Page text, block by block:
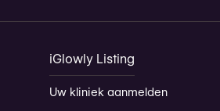
iGlowly Listing
Uw kliniek aanmelden